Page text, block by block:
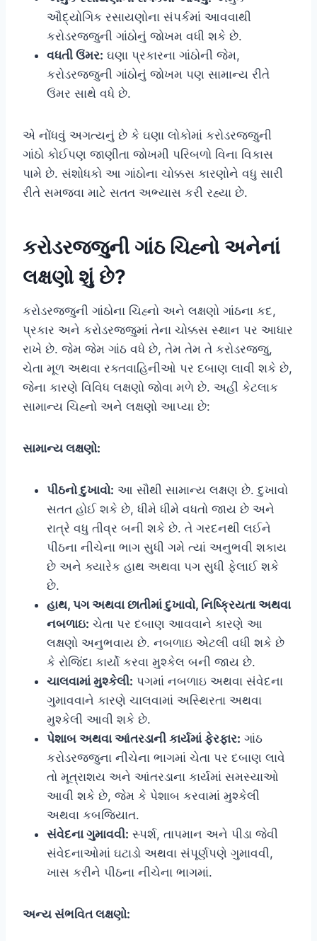
ઔદ્યોગિક રસાયણોના સંપર્કમાં આવવાથી
કરોડરજ્જુની ગાંઠોનું જોખમ વધી શકે છે.
વધતી ઉંમર: ઘણા પ્રકારના ગાંઠોની જેમ,
કરોડરજ્જુની ગાંઠોનું જોખમ પણ સામાન્ય રીતે
ઉંમર સાથે વધે છે.
એ નોંધવું અગત્યનું છે કે ઘણા લોકોમાં કરોડરજ્જુની
ગાંઠો કોઈપણ જાણીતા જોખમી પરિબળો વિના વિકાસ
પામે છે. સંશોધકો આ ગાંઠોના ચોક્કસ કારણોને વધુ સારી
રીતે સમજવા માટે સતત અભ્યાસ કરી રહ્યા છે.
કરોડરજ્જુની ગાંઠ ચિહ્નો અનેનાં
લક્ષણો શું છે?
કરોડરજ્જુની ગાંઠોના ચિહ્નો અને લક્ષણો ગાંઠના કદ,
પ્રકાર અને કરોડરજ્જુમાં તેના ચોક્કસ સ્થાન પર આધાર
રાખે છે. જેમ જેમ ગાંઠ વધે છે, તેમ તેમ તે કરોડરજ્જુ,
ચેતા મૂળ અથવા રક્તવાહિનીઓ પર દબાણ લાવી શકે છે,
જેના કારણે વિવિધ લક્ષણો જોવા મળે છે. અહીં કેટલાક
સામાન્ય ચિહ્નો અને લક્ષણો આપ્યા છે:
સામાન્ય લક્ષણો:
પીઠનો દુખાવો: આ સૌથી સામાન્ય લક્ષણ છે. દુખાવો
સતત હોઈ શકે છે, ધીમે ધીમે વધતો જાય છે અને
રાત્રે વધુ તીવ્ર બની શકે છે. તે ગરદનથી લઈને
પીઠના નીચેના ભાગ સુધી ગમે ત્યાં અનુભવી શકાય
છે અને ક્યારેક હાથ અથવા પગ સુધી ફેલાઈ શકે
છે.
હાથ, પગ અથવા છાતીમાં દુખાવો, નિષ્ક્રિયતા અથવા
નબળાઇ: ચેતા પર દબાણ આવવાને કારણે આ
લક્ષણો અનુભવાય છે. નબળાઇ એટલી વધી શકે છે
કે રોજિંદા કાર્યો કરવા મુશ્કેલ બની જાય છે.
ચાલવામાં મુશ્કેલી: પગમાં નબળાઇ અથવા સંવેદના
ગુમાવવાને કારણે ચાલવામાં અસ્થિરતા અથવા
મુશ્કેલી આવી શકે છે.
પેશાબ અથવા આંતરડાની કાર્યમાં ફેરફાર: ગાંઠ
કરોડરજ્જુના નીચેના ભાગમાં ચેતા પર દબાણ લાવે
તો મૂત્રાશય અને આંતરડાના કાર્યમાં સમસ્યાઓ
આવી શકે છે, જેમ કે પેશાબ કરવામાં મુશ્કેલી
અથવા કબજિયાત.
સંવેદના ગુમાવવી: સ્પર્શ, તાપમાન અને પીડા જેવી
સંવેદનાઓમાં ઘટાડો અથવા સંપૂર્ણપણે ગુમાવવી,
ખાસ કરીને પીઠના નીચેના ભાગમાં.
અન્ય સંભવિત લક્ષણો: